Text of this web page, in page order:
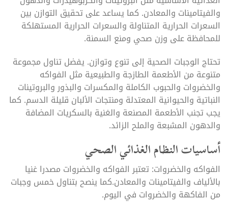
والفيتامينات والمعادن. كما يساعد على تحقيق التوازن بين
السعرات الحرارية المتناولة والسعرات الحرارية المستهلكة
للمحافظة على وزن صحي ومنع السمنة.
تحتاج الوجبات الصحية إلى تنوع وتوازن. يفضل تناول مجموعة
متنوعة من الأطعمة الطازجة والطبيعية مثل الفواكه
والخضروات والحبوب الكاملة والمكسرات والبذور والبروتينات
النباتية والحيوانية المعتدلة ومنتجات الألبان قليلة الدسم. كما
يجب تجنب الأطعمة المصنعة والغنية بالسكريات المضافة
والدهون المشبعة والملح الزائد.
أساسيات النظام الغذائي الصحي
الفواكه والخضروات: تعتبر الفواكه والخضروات مصدرا غنيا
بالألياف والفيتامينات والمعادن.كما ينصح بتناول خمس وجبات
من الفاكهة والخضروات في اليوم.